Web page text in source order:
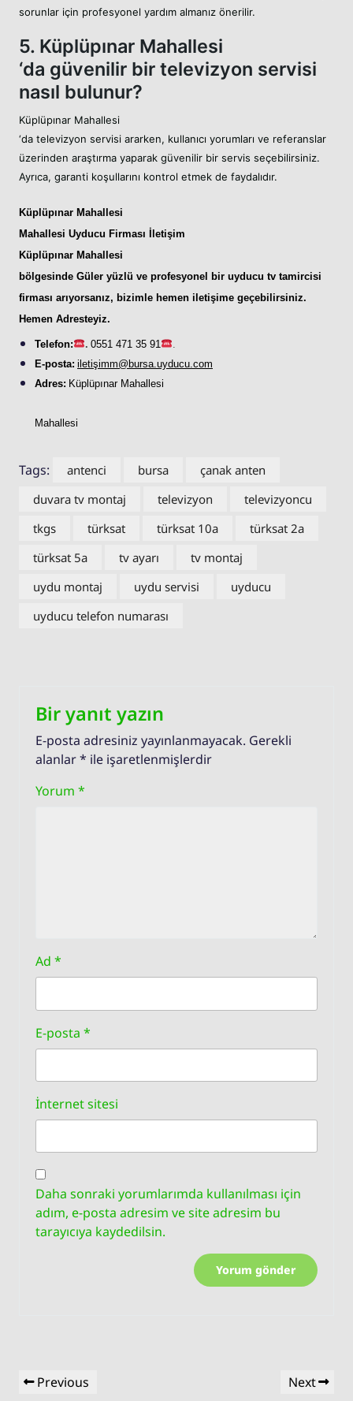
sorunlar için profesyonel yardım almanız önerilir.
5. Küplüpınar Mahallesi
‘da güvenilir bir televizyon servisi
nasıl bulunur?
Küplüpınar Mahallesi
‘da televizyon servisi ararken, kullanıcı yorumları ve referanslar
üzerinden araştırma yaparak güvenilir bir servis seçebilirsiniz.
Ayrıca, garanti koşullarını kontrol etmek de faydalıdır.
Küplüpınar Mahallesi
Mahallesi Uyducu Firması İletişim
Küplüpınar Mahallesi
bölgesinde Güler yüzlü ve profesyonel bir uyducu tv tamircisi
firması arıyorsanız, bizimle hemen iletişime geçebilirsiniz.
Hemen Adresteyiz.
Telefon: . 0551 471 35 91
E-posta: iletişimm@bursa. uyducu .com
Adres: Küplüpınar Mahallesi
Mahallesi
Tags: antenci bursa
çanak anten
duvara tv montaj
televizyon
televizyoncu
tkgs
türksat türksat 10a
türksat 2a
türksat 5a
tv ayarı
tv montaj
uydu montaj
uydu servisi
uyducu
uyducu telefon numarası
Bir yanıt yazın
E-posta adresiniz yayınlanmayacak. Gerekli
alanlar* ile işaretlenmişlerdir
Yorum *
Ad *
E-posta *
İnternet sitesi
Daha sonraki yorumlarımda kullanılması için
adım, e-posta adresim ve site adresim bu
tarayıcıya kaydedilsin.
Yazı
gezinmesi
Previous
Previous
Next
Next